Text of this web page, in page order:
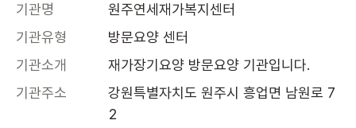
기관명
원주연세재가복지센터
기관유형
방문요양 센터
기관소개
재가장기요양 방문요양 기관입니다.
기관주소
강원특별자치도 원주시 흥업면 남원로 7
2